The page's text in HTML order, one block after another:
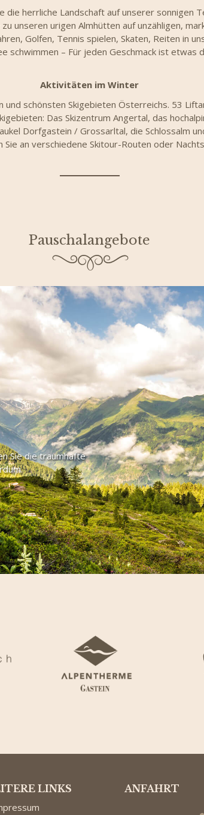
die herrliche Landschaft auf unserer sonnigen
unseren urigen Almhütten auf unzähligen,
Golfen, Tennis spielen, Skaten, Reiten in
schwimmen – Für jeden Geschmack ist etwas
Aktivitäten im Winter
schönsten Skigebieten Österreichs. 53
Das Skizentrum Angertal, das
Dorfgastein / Grossarltal, die Schlossalm
Sie an verschiedene Skitour-Routen oder
Pauschalangebote
Sie die traumhafte
LINKS
ANFAHRT